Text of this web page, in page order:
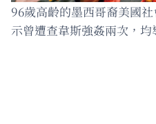
96歲高齡的墨西哥裔美國
示曾遭查韋斯強姦兩次，